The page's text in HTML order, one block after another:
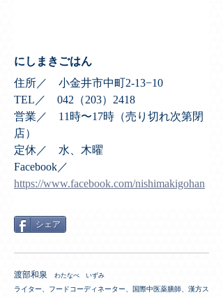
にしまきごはん
住所／　小金井市中町2-13−10
TEL／　042（203）2418
営業／　11時〜17時（売り切れ次第閉
店）
定休／　水、木曜
Facebook／
https://www.facebook.com/nishimakigohan
シェア
渡部和泉 わたなべ いずみ
ライター、フードコーディネーター、国際中医薬膳師、漢方ス